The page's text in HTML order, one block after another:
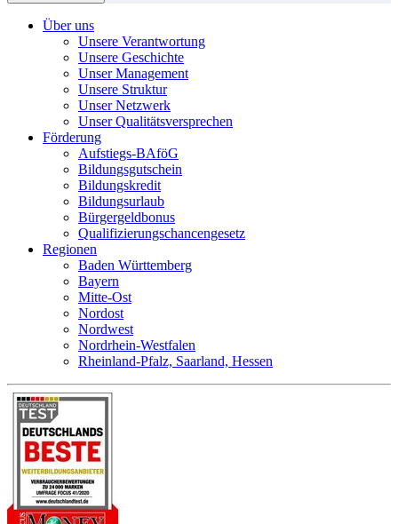
Über uns
Unsere Verantwortung
Unsere Geschichte
Unser Management
Unsere Struktur
Unser Netzwerk
Unser Qualitätsversprechen
Förderung
Aufstiegs-BAföG
Bildungsgutschein
Bildungskredit
Bildungsurlaub
Bürgergeldbonus
Qualifizierungschancengesetz
Regionen
Baden Württemberg
Bayern
Mitte-Ost
Nordost
Nordwest
Nordrhein-Westfalen
Rheinland-Pfalz, Saarland, Hessen